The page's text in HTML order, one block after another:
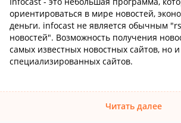
ориентироваться в мире новостей,
деньги. infocast не является обычным
новостей". Возможность получения
самых известных новостных сайтов, но и
специализированных сайтов.
Читать далее